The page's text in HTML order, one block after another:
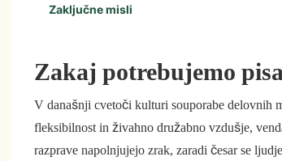
Odlična zvočna izolacija:
Bogate estetske izbire:
Dodatne ugodnosti vključujejo:
Zaključne misli
Zakaj potrebujemo
V današnji cvetoči kulturi souporabe delovnih
fleksibilnost in živahno družabno vzdušje,
razprave napolnjujejo zrak, zaradi česar se